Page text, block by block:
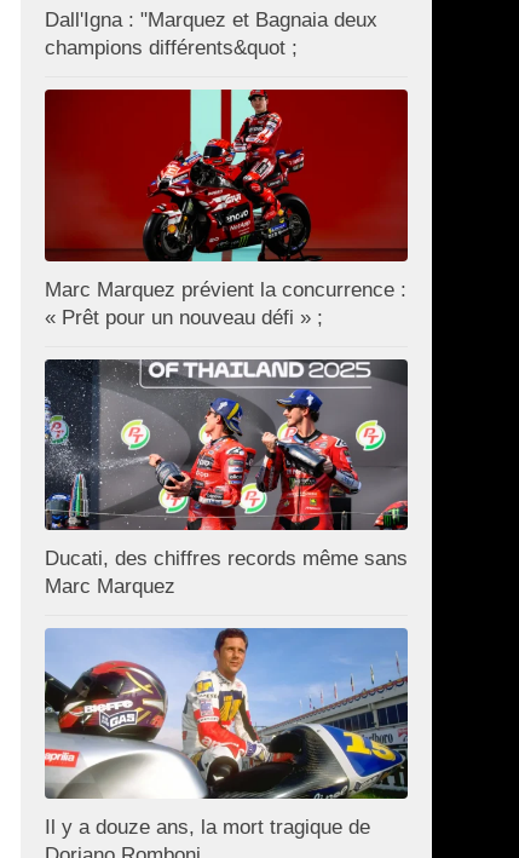
Dall'Igna : "Marquez et Bagnaia deux
champions différents&quot ;
Marc Marquez prévient la concurrence :
« Prêt pour un nouveau défi » ;
Ducati, des chiffres records même sans
Marc Marquez
Il y a douze ans, la mort tragique de